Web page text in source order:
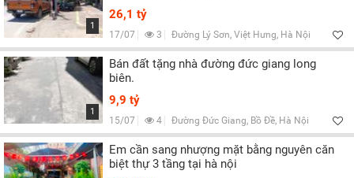
1
26,1 tỷ
17/07 3 Đường Lý Sơn, Việt Hưng, Hà Nội
1
Bán đất tặng nhà đường đức giang long
biên.
9,9 tỷ
15/07 4 Đường Đức Giang, Bồ Đề, Hà Nội
Em cần sang nhượng mặt bằng nguyên căn
biệt thự 3 tầng tại hà nội